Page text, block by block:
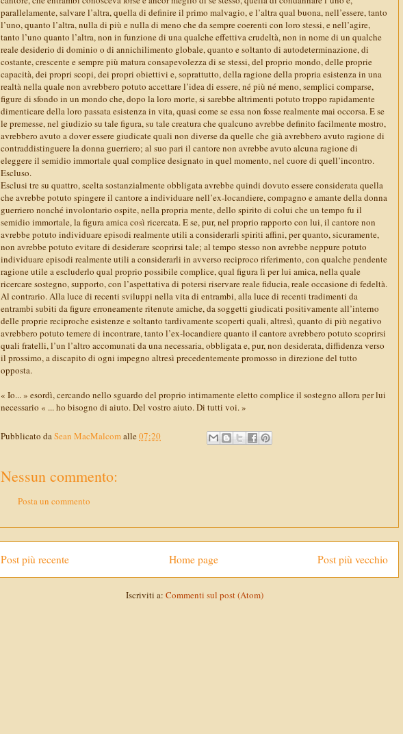
parallelamente, salvare l’altra, quella di definire il primo malvagio, e l’altra qual buona, nell’essere, tanto
l’uno, quanto l’altra, nulla di più e nulla di meno che da sempre coerenti con loro stessi, e nell’agire,
tanto l’uno quanto l’altra, non in funzione di una qualche effettiva crudeltà, non in nome di un qualche
reale desiderio di dominio o di annichilimento globale, quanto e soltanto di autodeterminazione, di
costante, crescente e sempre più matura consapevolezza di se stessi, del proprio mondo, delle proprie
capacità, dei propri scopi, dei propri obiettivi e, soprattutto, della ragione della propria esistenza in una
realtà nella quale non avrebbero potuto accettare l’idea di essere, né più né meno, semplici comparse,
figure di sfondo in un mondo che, dopo la loro morte, si sarebbe altrimenti potuto troppo rapidamente
dimenticare della loro passata esistenza in vita, quasi come se essa non fosse realmente mai occorsa. E se
le premesse, nel giudizio su tale figura, su tale creatura che qualcuno avrebbe definito facilmente mostro,
avrebbero avuto a dover essere giudicate quali non diverse da quelle che già avrebbero avuto ragione di
contraddistinguere la donna guerriero; al suo pari il cantore non avrebbe avuto alcuna ragione di
eleggere il semidio immortale qual complice designato in quel momento, nel cuore di quell’incontro.
Escluso.
Esclusi tre su quattro, scelta sostanzialmente obbligata avrebbe quindi dovuto essere considerata quella
che avrebbe potuto spingere il cantore a individuare nell’ex-locandiere, compagno e amante della donna
guerriero nonché involontario ospite, nella propria mente, dello spirito di colui che un tempo fu il
semidio immortale, la figura amica così ricercata. E se, pur, nel proprio rapporto con lui, il cantore non
avrebbe potuto individuare episodi realmente utili a considerarli spiriti affini, per quanto, sicuramente,
non avrebbe potuto evitare di desiderare scoprirsi tale; al tempo stesso non avrebbe neppure potuto
individuare episodi realmente utili a considerarli in avverso reciproco riferimento, con qualche pendente
ragione utile a escluderlo qual proprio possibile complice, qual figura lì per lui amica, nella quale
ricercare sostegno, supporto, con l’aspettativa di potersi riservare reale fiducia, reale occasione di fedeltà.
Al contrario. Alla luce di recenti sviluppi nella vita di entrambi, alla luce di recenti tradimenti da
entrambi subiti da figure erroneamente ritenute amiche, da soggetti giudicati positivamente all’interno
delle proprie reciproche esistenze e soltanto tardivamente scoperti quali, altresì, quanto di più negativo
avrebbero potuto temere di incontrare, tanto l’ex-locandiere quanto il cantore avrebbero potuto scoprirsi
quali fratelli, l’un l’altro accomunati da una necessaria, obbligata e, pur, non desiderata, diffidenza verso
il prossimo, a discapito di ogni impegno altresì precedentemente promosso in direzione del tutto
opposta.
« Io... » esordì, cercando nello sguardo del proprio intimamente eletto complice il sostegno allora per lui
necessario « ... ho bisogno di aiuto. Del vostro aiuto. Di tutti voi. »
Pubblicato daSean MacMalcomalle 07:20
Nessun commento:
Posta un commento
Post più recente Post più vecchio
Home page
Iscriviti a: Commenti sul post (Atom)